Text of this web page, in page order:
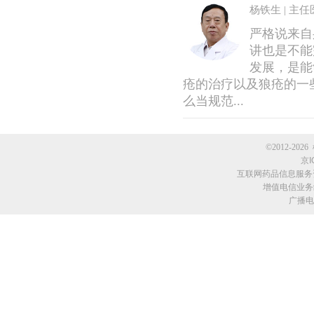
杨铁生 | 主任
严格说来
讲也是不
发展，是
疮的治疗以及狼疮的
么当规范...
©2012-2026
京
互联网药品信息服
增值电信业
广播